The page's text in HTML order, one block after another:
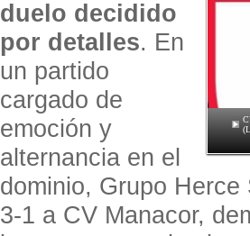
duelo decidido
por detalles. En
un partido
cargado de
emoción y
alternancia en el
dominio, Grupo
3-1 a CV Manacor,